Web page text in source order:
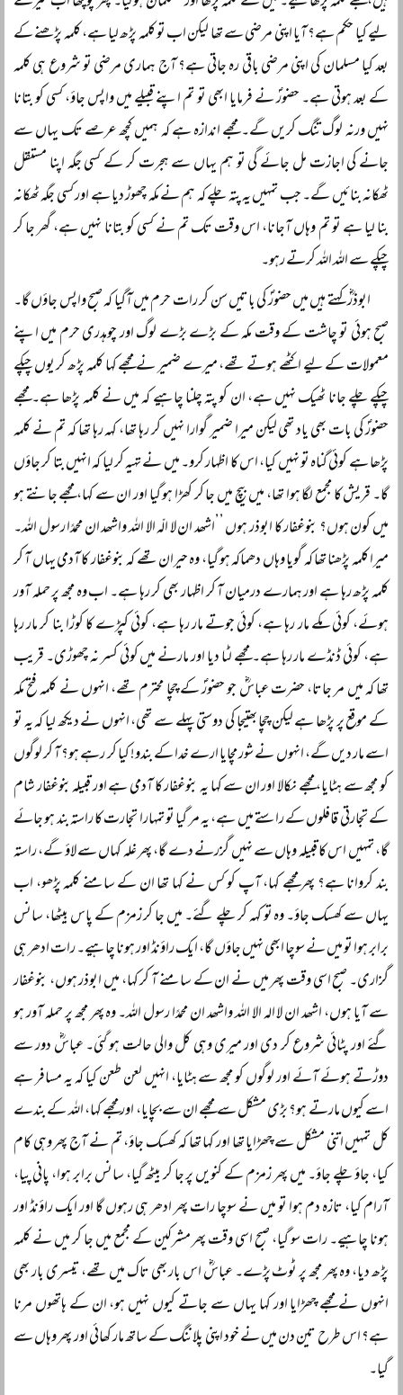
لیے کیا حکم ہے؟ آیا اپنی مرضی سے تھا لیکن اب تو کلمہ پڑھ لیا ہے، کلمہ پڑھنے کے
بعد کیا مسلمان کی اپنی مرضی باقی رہ جاتی ہے؟ آج ہماری مرضی تو شروع ہی کلمہ
کے بعد ہوتی ہے۔ حضورؐ نے فرمایا ابھی تو تم اپنے قبیلے میں واپس جاؤ، کسی کو بتانا
نہیں ورنہ لوگ تنگ کریں گے۔ مجھے اندازہ ہے کہ ہمیں کچھ عرصے تک یہاں سے
جانے کی اجازت مل جائے گی تو ہم یہاں سے ہجرت کر کے کسی جگہ اپنا مستقل
ٹھکانہ بنائیں گے۔ جب تمہیں یہ پتہ چلے کہ ہم نے مکہ چھوڑ دیا ہے اور کسی جگہ ٹھکانہ
بنا لیا ہے تو تم وہاں آجانا، اس وقت تک تم نے کسی کو بتانا نہیں ہے، گھر جا کر
چپکے سے اللہ اللہ کرتے رہو۔
ابوذرؓ کہتے ہیں میں حضورؐ کی باتیں سن کر رات حرم میں آگیا کہ صبح واپس جاؤں گا۔
صبح ہوئی تو چاشت کے وقت مکہ کے بڑے بڑے لوگ اور چوہدری حرم میں اپنے
معمولات کے لیے اکٹھے ہوتے تھے، میرے ضمیر نے مجھے کہا کلمہ پڑھ کر یوں چپکے
چپکے چلے جانا ٹھیک نہیں ہے، ان کو پتہ چلنا چاہیے کہ میں نے کلمہ پڑھا ہے۔ مجھے
حضورؐ کی بات بھی یاد تھی لیکن میرا ضمیر گوارا نہیں کر رہا تھا، کہہ رہا تھا کہ تم نے کلمہ
پڑھا ہے کوئی گناہ تو نہیں کیا، اس کا اظہار کرو۔ میں نے تہیہ کر لیا کہ انہیں بتا کر جاؤں
گا۔ قریش کا مجمع لگا ہوا تھا، میں بیچ میں جا کر کھڑا ہو گیا اور ان سے کہا، مجھے جانتے ہو
میں کون ہوں؟ بنوغفار کا ابوذر ہوں ’’اشھد ان لا الّہ الا اللہ واشھد ان محمدًا رسول اللہ۔
میرا کلمہ پڑھنا تھا کہ گویا وہاں دھماکہ ہو گیا، وہ حیران تھے کہ بنوغفار کا آدمی یہاں آ کر
کلمہ پڑھ رہا ہے اور ہمارے درمیان آ کر اظہار بھی کر رہا ہے۔ اب وہ مجھ پر حملہ آور
ہوئے، کوئی مکے مار رہا ہے، کوئی جوتے مار رہا ہے، کوئی کپڑے کا کوڑا بنا کر مار رہا
ہے، کوئی ڈنڈے مار رہا ہے۔ مجھے لٹا دیا اور مارنے میں کوئی کسر نہ چھوڑی۔ قریب
تھا کہ میں مر جاتا، حضرت عباسؓ جو حضورؐ کے چچا محترم تھے، انہوں نے کلمہ فتح مکہ
کے موقع پر پڑھا ہے لیکن چچا بھتیجا کی دوستی پہلے سے تھی، انہوں نے دیکھ لیا کہ یہ تو
اسے مار دیں گے، انہوں نے شور مچایا ارے خدا کے بندو! کیا کر رہے ہو؟ آ کر لوگوں
کو مجھ سے ہٹایا، مجھے نکالا اور ان سے کہا یہ بنوغفار کا آدمی ہے اور قبیلہ بنوغفار شام
کے تجارتی قافلوں کے راستے میں ہے، یہ مر گیا تو تمہارا تجارت کا راستہ بند ہو جائے
گا، تمہیں اس کا قبیلہ وہاں سے نہیں گزرنے دے گا، پھر غلہ کہاں سے لاؤ گے، راستہ
بند کروانا ہے؟ پھر مجھے کہا، آپ کو کس نے کہا تھا ان کے سامنے کلمہ پڑھو، اب
یہاں سے کھسک جاؤ۔ وہ تو کہہ کر چلے گئے۔ میں جا کر زمزم کے پاس بیٹھا، سانس
برابر ہوا تو میں نے سوچا ابھی نہیں جاؤں گا، ایک راؤنڈ اور ہونا چاہیے۔ رات ادھر ہی
گزاری۔ صبح اسی وقت پھر میں نے ان کے سامنے آ کر کہا، میں ابوذر ہوں، بنوغفار
سے آیا ہوں، اشھد ان لا الہ الا اللہ واشھد ان محمدًا رسول اللہ۔ وہ پھر مجھ پر حملہ آور ہو
گئے اور پٹائی شروع کر دی اور میری وہی کل والی حالت ہو گئی۔ عباسؓ دور سے
دوڑتے ہوئے آئے اور لوگوں کو مجھ سے ہٹایا، انہیں لعن طعن کیا کہ یہ مسافر ہے
اسے کیوں مارتے ہو؟ بڑی مشکل سے مجھے ان سے بچایا، اور مجھے کہا، اللہ کے بندے
کل تمہیں اتنی مشکل سے چھڑایا تھا اور کہا تھا کہ کھسک جاؤ، تم نے آج پھر وہی کام
کیا، جاؤ چلے جاؤ۔ میں پھر زمزم کے کنویں پر جا کر بیٹھ گیا، سانس برابر ہوا، پانی پیا،
آرام کیا، تازہ دم ہوا تو میں نے سوچا رات پھر ادھر ہی رہوں گا اور ایک راؤنڈ اور
ہونا چاہیے۔ رات سو گیا، صبح اسی وقت پھر مشرکین کے مجمع میں جا کر میں نے کلمہ
پڑھ دیا، وہ پھر مجھ پر ٹوٹ پڑے۔ عباسؓ اس بار بھی تاک میں تھے، تیسری بار بھی
انہوں نے مجھے چھڑایا اور کہا یہاں سے جاتے کیوں نہیں ہو، ان کے ہاتھوں مرنا
ہے؟ اس طرح تین دن میں نے خود اپنی پلاننگ کے ساتھ مار کھائی اور پھر وہاں سے
گیا۔